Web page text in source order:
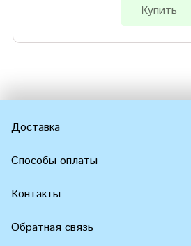
Купить
Доставка
Способы оплаты
Контакты
Обратная связь